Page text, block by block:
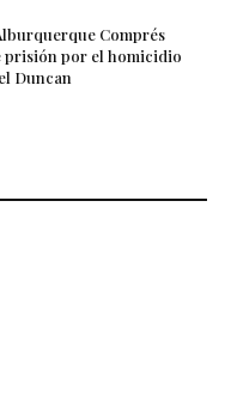
Comprés
prisión por el homicidio
Duncan